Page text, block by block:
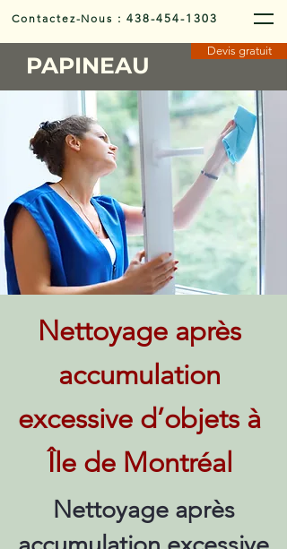
Contactez-Nous :438-454-1303
PAPINEAU
Devis gratuit
Nettoyage après
accumulation
excessive d’objets à
Île de Montréal
Nettoyage après